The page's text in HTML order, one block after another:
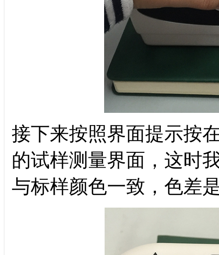
接下来按照界面提示按
的试样测量界面，这时
与标样颜色一致，色差